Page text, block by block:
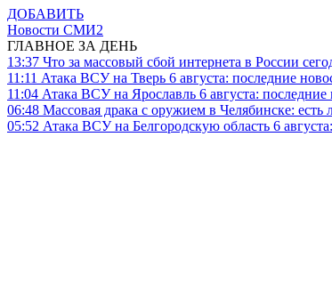
ДОБАВИТЬ
Новости СМИ2
ГЛАВНОЕ ЗА ДЕНЬ
13:37 Что за массовый сбой интернета в России
11:11 Атака ВСУ на Тверь 6 августа: последние
11:04 Атака ВСУ на Ярославль 6 августа:
06:48 Массовая драка с оружием в Челябинске:
05:52 Атака ВСУ на Белгородскую область 6